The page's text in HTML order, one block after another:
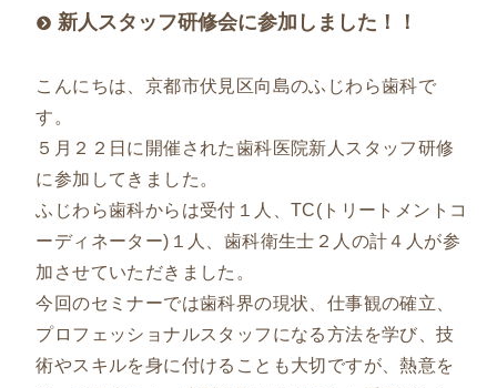
新人スタッフ研修会に参加しました！！
こんにちは、京都市伏見区向島のふじわら歯科で
す。
５月２２日に開催された歯科医院新人スタッフ研修
に参加してきました。
ふじわら歯科からは受付１人、TC(トリートメントコ
ーディネーター)１人、歯科衛生士２人の計４人が参
加させていただきました。
今回のセミナーでは歯科界の現状、仕事観の確立、
プロフェッショナルスタッフになる方法を学び、技
術やスキルを身に付けることも大切ですが、熱意を